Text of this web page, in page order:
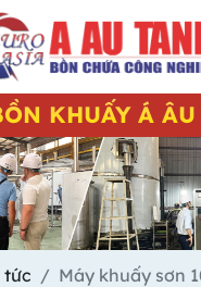
KHUẤY Á ÂU
tức Máy khuấy sơn